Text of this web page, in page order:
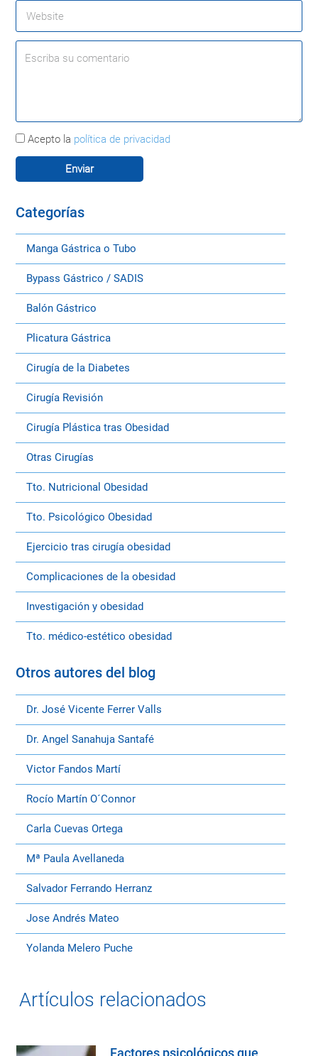
Acepto la política de privacidad
Categorías
Manga Gástrica o Tubo
Bypass Gástrico / SADIS
Balón Gástrico
Plicatura Gástrica
Cirugía de la Diabetes
Cirugía Revisión
Cirugía Plástica tras Obesidad
Otras Cirugías
Tto. Nutricional Obesidad
Tto. Psicológico Obesidad
Ejercicio tras cirugía obesidad
Complicaciones de la obesidad
Investigación y obesidad
Tto. médico-estético obesidad
Otros autores del blog
Dr. José Vicente Ferrer Valls
Dr. Angel Sanahuja Santafé
Victor Fandos Martí
Rocío Martín O´Connor
Carla Cuevas Ortega
Mª Paula Avellaneda
Salvador Ferrando Herranz
Jose Andrés Mateo
Yolanda Melero Puche
Artículos relacionados
Factores psicológicos que